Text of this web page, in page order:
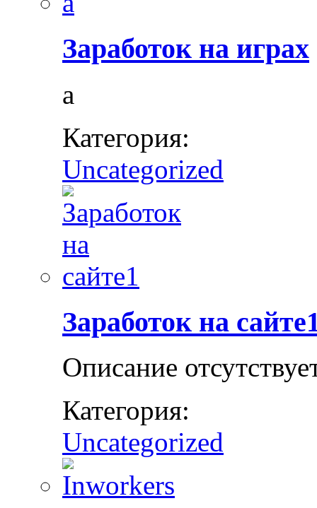
Заработок на играх
а
Категория:
Uncategorized
Заработок на
Описание
Категория:
Uncategorized